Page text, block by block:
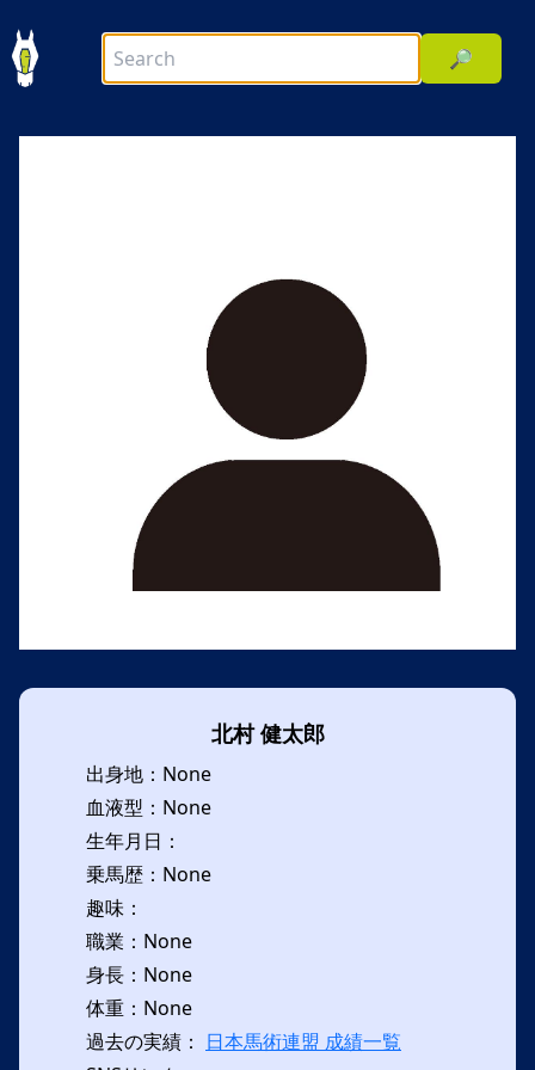
🔎
北村 健太郎
出身地：None
血液型：None
生年月日：
乗馬歴：None
趣味：
職業：None
身長：None
体重：None
過去の実績： 日本馬術連盟 成績一覧